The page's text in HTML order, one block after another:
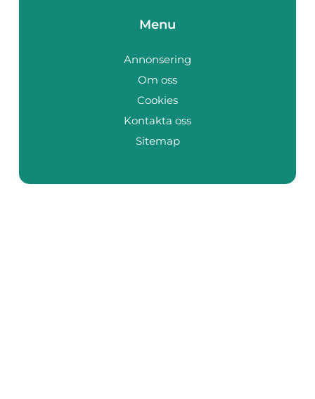
Menu
Annonsering
Om oss
Cookies
Kontakta oss
Sitemap